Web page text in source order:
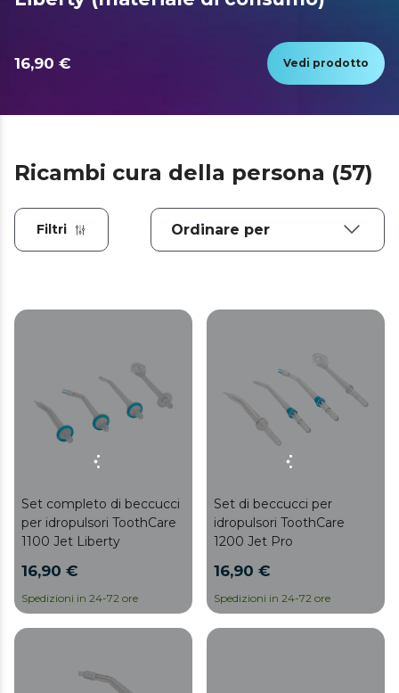
16,90 € Vedi prodotto
Ricambi cura della persona (57)
Filtri
Set completo di beccucci
per idropulsori ToothCare
1100 Jet Liberty
16,90 €
Spedizioni in 24-72 ore
Set di beccucci per
idropulsori ToothCare
1200 Jet Pro
16,90 €
Spedizioni in 24-72 ore